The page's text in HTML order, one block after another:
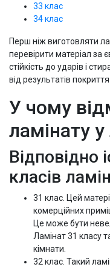
33 клас
34 клас
Перш ніж виготовляти
перевірити матеріал за
стійкість до ударів і
від результатів
У чому
ламінату у
Відповідно
класів
31 клас. Цей
комерційних
Це може бути
Ламінат 31 класу
кімнати.
32 клас. Такий